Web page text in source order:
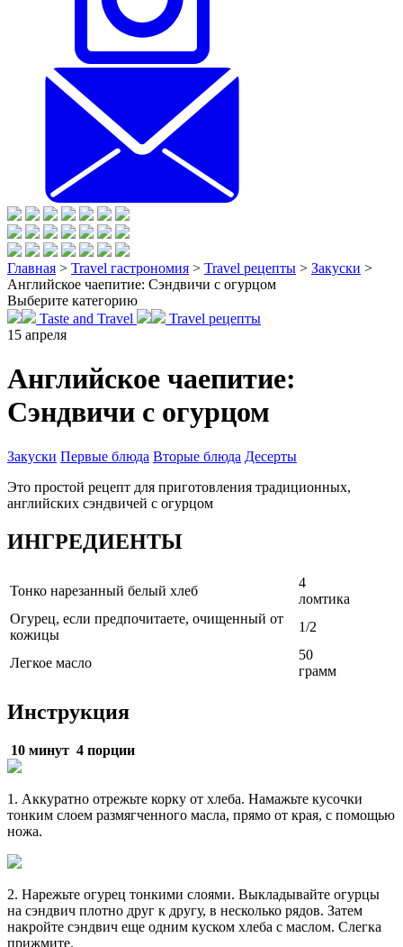
Главная > Travel гастрономия > Travel рецепты > Закуски >
Английское чаепитие: Сэндвичи с огурцом
Выберите категорию
Taste and Travel
Travel рецепты
15 апреля
Английское чаепитие:
Сэндвичи с огурцом
Закуски Первые блюда Вторые блюда Десерты
Это простой рецепт для приготовления традиционных,
английских сэндвичей с огурцом
ИНГРЕДИЕНТЫ
Тонко нарезанный белый хлеб
4
ломтика
Огурец, если предпочитаете, очищенный от
кожицы
1/2
Легкое масло
50
грамм
Инструкция
10 минут 4 порции
1. Аккуратно отрежьте корку от хлеба. Намажьте кусочки
тонким слоем размягченного масла, прямо от края, с помощью
ножа.
2. Нарежьте огурец тонкими слоями. Выкладывайте огурцы
на сэндвич плотно друг к другу, в несколько рядов. Затем
накройте сэндвич еще одним куском хлеба с маслом. Слегка
прижмите.